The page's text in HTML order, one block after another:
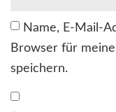
Name, E-Mail-
Browser für
speichern.